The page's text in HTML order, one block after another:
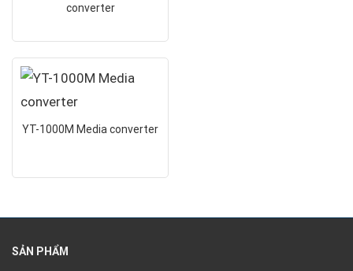
converter
YT-1000M Media converter
SẢN PHẨM